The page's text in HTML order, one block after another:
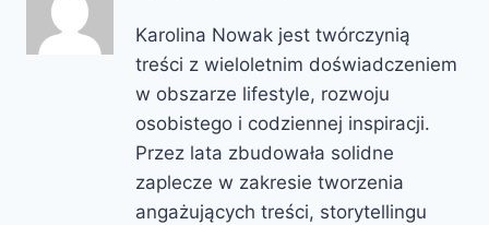
Karolina Nowak jest twórczynią
treści z wieloletnim doświadczeniem
w obszarze lifestyle, rozwoju
osobistego i codziennej inspiracji.
Przez lata zbudowała solidne
zaplecze w zakresie tworzenia
angażujących treści, storytellingu